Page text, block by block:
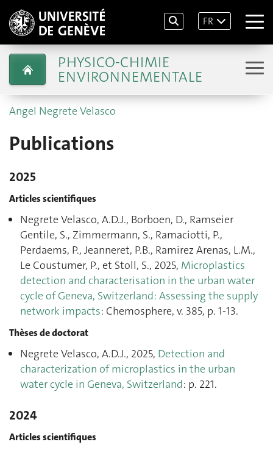
FR
PHYSICO-CHIMIE
ENVIRONNEMENTALE
Angel Negrete Velasco
Publications
2025
Articles scientifiques
Negrete Velasco, A.D.J., Borboen, D., Ramseier
Gentile, S., Zimmermann, S., Ramaciotti, P.,
Perdaems, P., Jeanneret, P.B., Ramirez Arenas, L.M.,
Le Coustumer, P., et Stoll, S., 2025, Microplastics
detection and characterisation in the urban water
cycle of Geneva, Switzerland: Assessing the supply
network impacts: Chemosphere, v. 385, p. 1‑13.
Thèses de doctorat
Negrete Velasco, A.D.J., 2025, Detection and
characterization of microplastics in the urban
water cycle in Geneva, Switzerland: p. 221.
2024
Articles scientifiques